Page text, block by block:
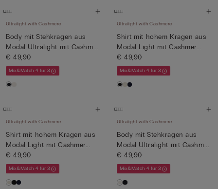
Ultralight with Cashmere
Body mit Stehkragen aus
Modal Ultralight mit Cashm...
€ 49,90
Mix&Match 4 für 3
Ultralight with Cashmere
Shirt mit hohem Kragen aus
Modal Light mit Cashmer...
€ 49,90
Mix&Match 4 für 3
Ultralight with Cashmere
Shirt mit hohem Kragen aus
Modal Light mit Cashmer...
€ 49,90
Mix&Match 4 für 3
Ultralight with Cashmere
Body mit Stehkragen aus
Modal Ultralight mit Cashm...
€ 49,90
Mix&Match 4 für 3